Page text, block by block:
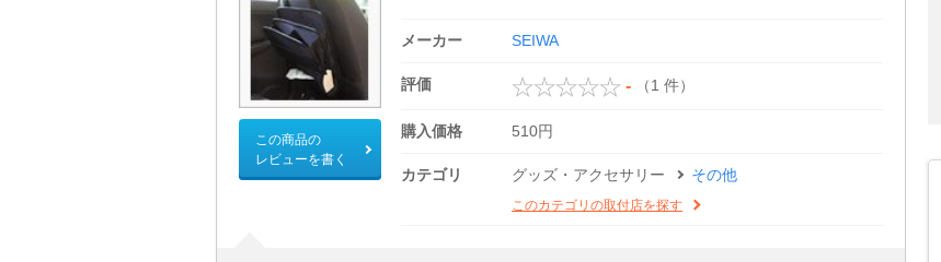
この商品の
レビューを書く
メーカー SEIWA
評価 - （1 件）
購入価格 510円
カテゴリ グッズ・アクセサリー その他
このカテゴリの取付店を探す